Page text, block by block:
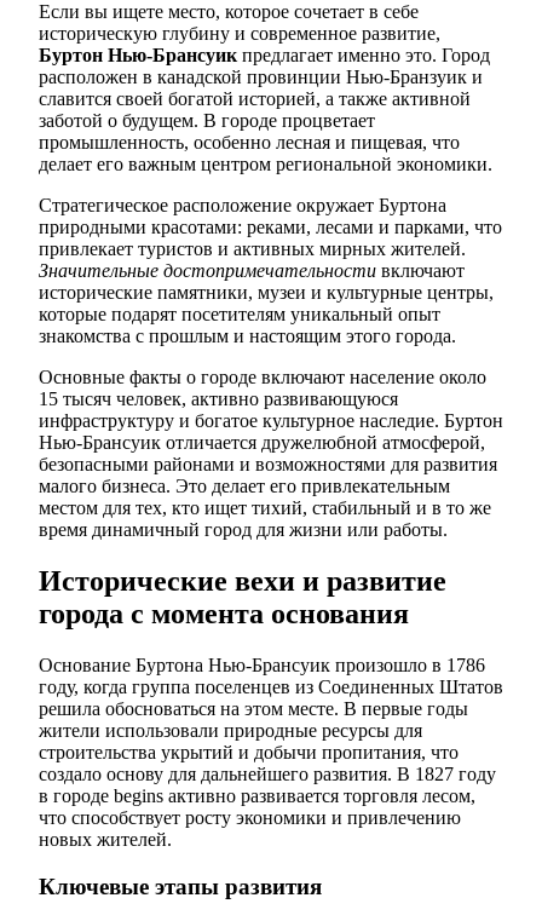
Если вы ищете место, которое сочетает в себе
историческую глубину и современное развитие,
Буртон Нью-Брансуик предлагает именно это. Город
расположен в канадской провинции Нью-Бранзуик и
славится своей богатой историей, а также активной
заботой о будущем. В городе процветает
промышленность, особенно лесная и пищевая, что
делает его важным центром региональной экономики.
Стратегическое расположение окружает Буртона
природными красотами: реками, лесами и парками, что
привлекает туристов и активных мирных жителей.
Значительные достопримечательности включают
исторические памятники, музеи и культурные центры,
которые подарят посетителям уникальный опыт
знакомства с прошлым и настоящим этого города.
Основные факты о городе включают население около
15 тысяч человек, активно развивающуюся
инфраструктуру и богатое культурное наследие. Буртон
Нью-Брансуик отличается дружелюбной атмосферой,
безопасными районами и возможностями для развития
малого бизнеса. Это делает его привлекательным
местом для тех, кто ищет тихий, стабильный и в то же
время динамичный город для жизни или работы.
Исторические вехи и развитие
города с момента основания
Основание Буртона Нью-Брансуик произошло в 1786
году, когда группа поселенцев из Соединенных Штатов
решила обосноваться на этом месте. В первые годы
жители использовали природные ресурсы для
строительства укрытий и добычи пропитания, что
создало основу для дальнейшего развития. В 1827 году
в городе begins активно развивается торговля лесом,
что способствует росту экономики и привлечению
новых жителей.
Ключевые этапы развития